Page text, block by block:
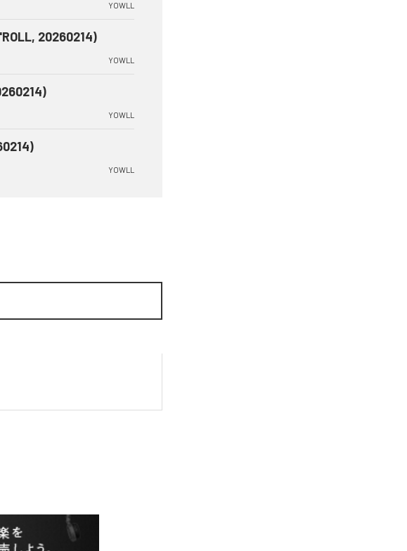
YOWLL
20260214)
YOWLL
YOWLL
YOWLL